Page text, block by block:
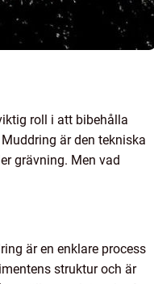
roll i att bibehålla
är den tekniska
grävning. Men vad
är en enklare process
struktur och är